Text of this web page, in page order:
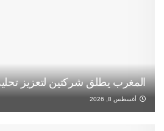
المغرب يطلق شركتين لتعزيز
أغسطس 8, 2026